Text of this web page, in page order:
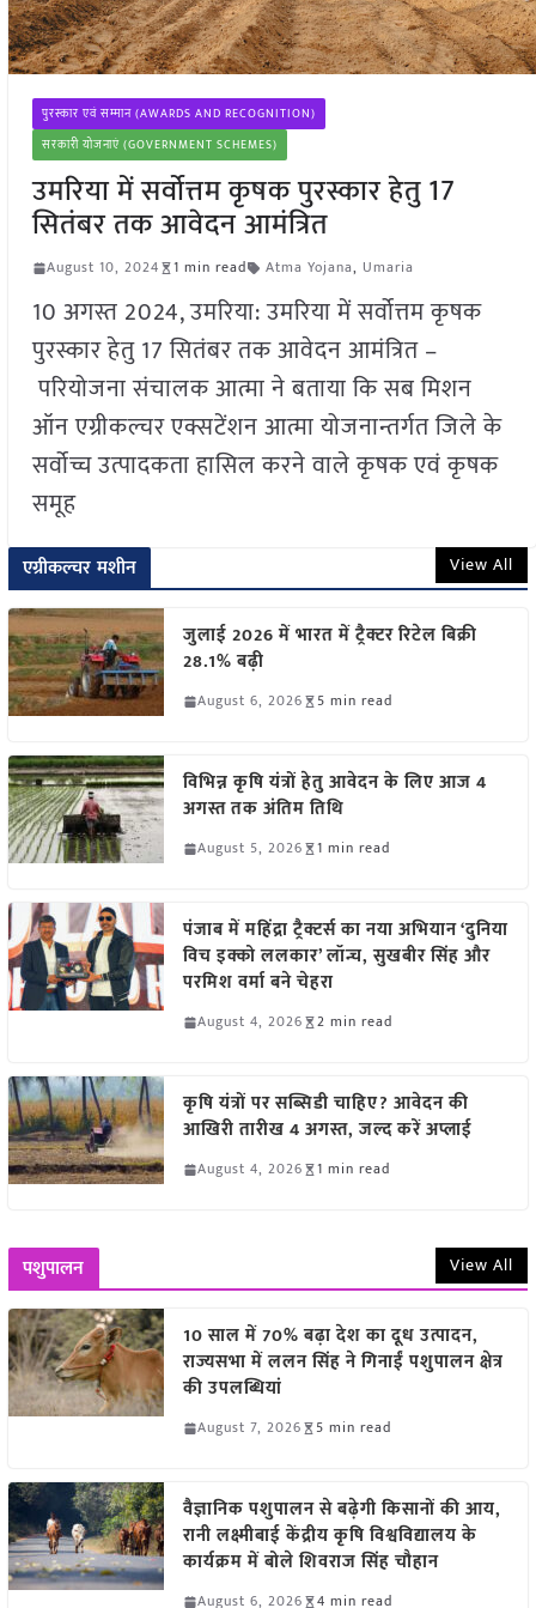
पुरस्कार एवं सम्मान (AWARDS AND RECOGNITION)
सरकारी योजनाएं (GOVERNMENT SCHEMES)
उमरिया में सर्वोत्तम कृषक पुरस्कार हेतु 17
सितंबर तक आवेदन आमंत्रित
August 10, 2024 1 min read Atma Yojana, Umaria
10 अगस्त 2024, उमरिया: उमरिया में सर्वोत्तम कृषक
पुरस्कार हेतु 17 सितंबर तक आवेदन आमंत्रित –
परियोजना संचालक आत्मा ने बताया कि सब मिशन
ऑन एग्रीकल्चर एक्सटेंशन आत्मा योजनान्तर्गत जिले के
सर्वोच्च उत्पादकता हासिल करने वाले कृषक एवं कृषक
समूह
एग्रीकल्चर मशीन View All
जुलाई 2026 में भारत में ट्रैक्टर रिटेल बिक्री
28.1% बढ़ी
August 6, 2026 5 min read
विभिन्न कृषि यंत्रों हेतु आवेदन के लिए आज 4
अगस्त तक अंतिम तिथि
August 5, 2026 1 min read
पंजाब में महिंद्रा ट्रैक्टर्स का नया अभियान ‘दुनिया
विच इक्को ललकार’ लॉन्च, सुखबीर सिंह और
परमिश वर्मा बने चेहरा
August 4, 2026 2 min read
कृषि यंत्रों पर सब्सिडी चाहिए? आवेदन की
आखिरी तारीख 4 अगस्त, जल्द करें अप्लाई
August 4, 2026 1 min read
पशुपालन View All
10 साल में 70% बढ़ा देश का दूध उत्पादन,
राज्यसभा में ललन सिंह ने गिनाईं पशुपालन क्षेत्र
की उपलब्धियां
August 7, 2026 5 min read
वैज्ञानिक पशुपालन से बढ़ेगी किसानों की आय,
रानी लक्ष्मीबाई केंद्रीय कृषि विश्वविद्यालय के
कार्यक्रम में बोले शिवराज सिंह चौहान
August 6, 2026 4 min read